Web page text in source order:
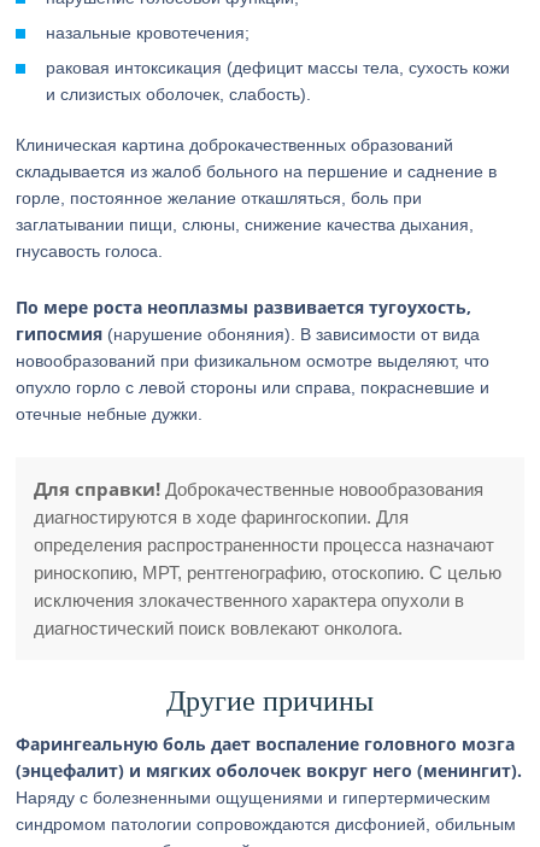
назальные кровотечения;
раковая интоксикация (дефицит массы тела, сухость кожи
и слизистых оболочек, слабость).
Клиническая картина доброкачественных образований
складывается из жалоб больного на першение и саднение в
горле, постоянное желание откашляться, боль при
заглатывании пищи, слюны, снижение качества дыхания,
гнусавость голоса.
По мере роста неоплазмы развивается тугоухость,
гипосмия (нарушение обоняния). В зависимости от вида
новообразований при физикальном осмотре выделяют, что
опухло горло с левой стороны или справа, покрасневшие и
отечные небные дужки.
Для справки! Доброкачественные новообразования
диагностируются в ходе фарингоскопии. Для
определения распространенности процесса назначают
риноскопию, МРТ, рентгенографию, отоскопию. С целью
исключения злокачественного характера опухоли в
диагностический поиск вовлекают онколога.
Другие причины
Фарингеальную боль дает воспаление головного мозга
(энцефалит) и мягких оболочек вокруг него (менингит).
Наряду с болезненными ощущениями и гипертермическим
синдромом патологии сопровождаются дисфонией, обильным